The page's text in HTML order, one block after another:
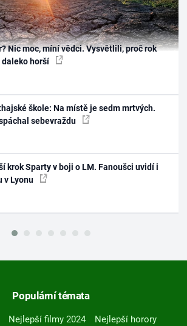
Nic moc, míní vědci. Vysvětlili, proč rok
daleko horší
škole: Na místě je sedm mrtvých.
sebevraždu
krok Sparty v boji o LM. Fanoušci uvidí i
v Lyonu
Populární témata
Nejlepší filmy 2024
Nejlepší horory